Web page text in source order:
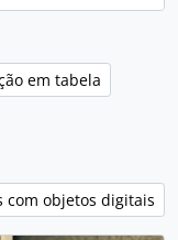
em tabela
com objetos digitais